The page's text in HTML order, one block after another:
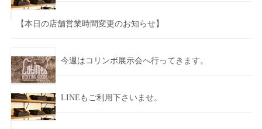
【本日の店舗営業時間変更のお知らせ】
今週はコリンボ展示会へ行ってきます。
LINEもご利用下さいませ。